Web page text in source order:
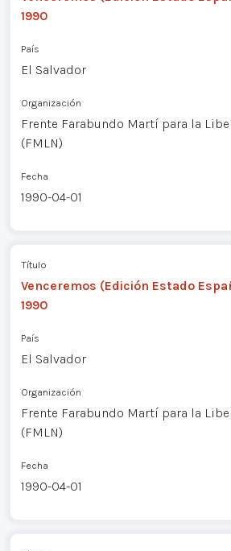
1990
País
El Salvador
Organización
Frente Farabundo Martí para la
(FMLN)
Fecha
1990-04-01
Título
Venceremos (Edición Estado
1990
País
El Salvador
Organización
Frente Farabundo Martí para la
(FMLN)
Fecha
1990-04-01